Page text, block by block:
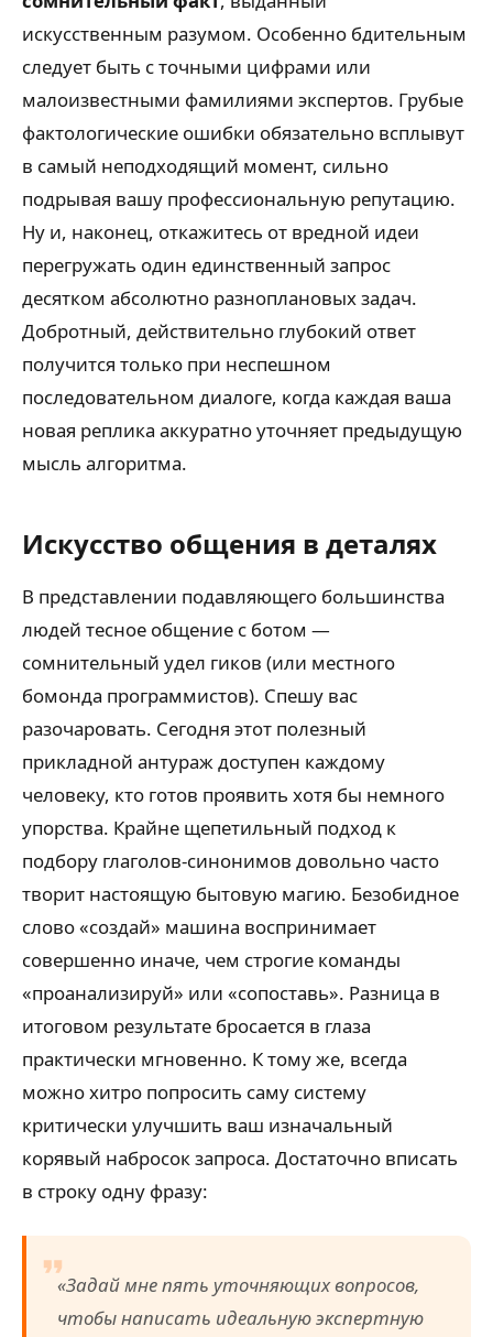
искусственным разумом. Особенно бдительным
следует быть с точными цифрами или
малоизвестными фамилиями экспертов. Грубые
фактологические ошибки обязательно всплывут
в самый неподходящий момент, сильно
подрывая вашу профессиональную репутацию.
Ну и, наконец, откажитесь от вредной идеи
перегружать один единственный запрос
десятком абсолютно разноплановых задач.
Добротный, действительно глубокий ответ
получится только при неспешном
последовательном диалоге, когда каждая ваша
новая реплика аккуратно уточняет предыдущую
мысль алгоритма.
Искусство общения в деталях
В представлении подавляющего большинства
людей тесное общение с ботом —
сомнительный удел гиков (или местного
бомонда программистов). Спешу вас
разочаровать. Сегодня этот полезный
прикладной антураж доступен каждому
человеку, кто готов проявить хотя бы немного
упорства. Крайне щепетильный подход к
подбору глаголов-синонимов довольно часто
творит настоящую бытовую магию. Безобидное
слово «создай» машина воспринимает
совершенно иначе, чем строгие команды
«проанализируй» или «сопоставь». Разница в
итоговом результате бросается в глаза
практически мгновенно. К тому же, всегда
можно хитро попросить саму систему
критически улучшить ваш изначальный
корявый набросок запроса. Достаточно вписать
в строку одну фразу:
«Задай мне пять уточняющих вопросов,
чтобы написать идеальную экспертную